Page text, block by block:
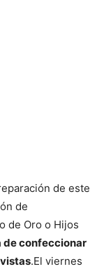
de este
de
de Oro o Hijos
de confeccionar
.El viernes